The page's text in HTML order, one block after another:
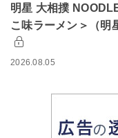
明星 大相撲
こ味ラーメン＞（
2026.08.05